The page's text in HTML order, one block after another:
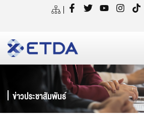
ข่าวประชาสัมพันธ์